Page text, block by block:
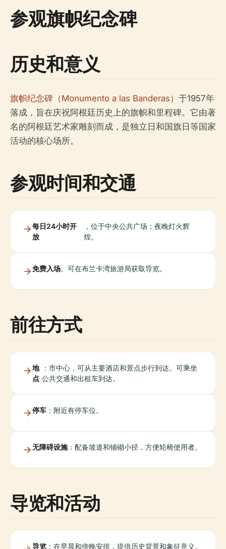
参观旗帜纪念碑
历史和意义
旗帜纪念碑（Monumento a las Banderas） 于1957年
落成，旨在庆祝阿根廷历史上的旗帜和里程碑。它由著
名的阿根廷艺术家雕刻而成，是独立日和国旗日等国家
活动的核心场所。
参观时间和交通
每日24小时开
放
，位于中央公共广场；夜晚灯火辉
煌。
免费入场。可在布兰卡湾旅游局获取导览。
前往方式
地
点
：市中心，可从主要酒店和景点步行到达。可乘坐
公共交通和出租车到达。
停车 ：附近有停车位。
无障碍设施：配备坡道和铺砌小径，方便轮椅使用者。
导览和活动
导览 ：在早晨和傍晚安排，提供历史背景和象征意义。